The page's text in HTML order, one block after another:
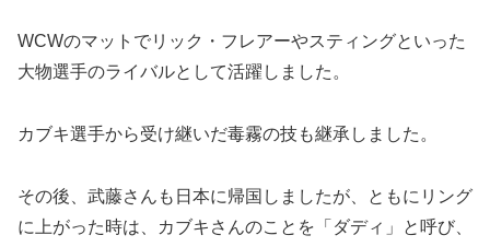
WCWのマットでリック・フレアーやスティングといった
大物選手のライバルとして活躍しました。
カブキ選手から受け継いだ毒霧の技も継承しました。
その後、武藤さんも日本に帰国しましたが、ともにリング
に上がった時は、カブキさんのことを「ダディ」と呼び、